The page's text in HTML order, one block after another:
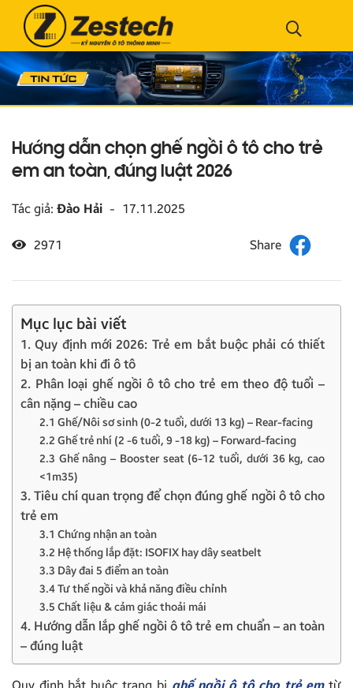
Hướng dẫn chọn ghế ngồi ô tô cho trẻ
em an toàn, đúng luật 2026
Tác giả: Đào Hải - 17.11.2025
2971
Mục lục bài viết
1. Quy định mới 2026: Trẻ em bắt buộc phải có thiết
bị an toàn khi đi ô tô
2. Phân loại ghế ngồi ô tô cho trẻ em theo độ tuổi –
cân nặng – chiều cao
2.1 Ghế/Nôi sơ sinh (0-2 tuổi, dưới 13 kg) – Rear-facing
2.2 Ghế trẻ nhí (2 -6 tuổi, 9 -18 kg) – Forward-facing
2.3 Ghế nâng – Booster seat (6-12 tuổi, dưới 36 kg, cao
<1m35)
3. Tiêu chí quan trọng để chọn đúng ghế ngồi ô tô cho
trẻ em
3.1 Chứng nhận an toàn
3.2 Hệ thống lắp đặt: ISOFIX hay dây seatbelt
3.3 Dây đai 5 điểm an toàn
3.4 Tư thế ngồi và khả năng điều chỉnh
3.5 Chất liệu & cảm giác thoải mái
4. Hướng dẫn lắp ghế ngồi ô tô trẻ em chuẩn – an toàn
– đúng luật
Quy định bắt buộc trang bị ghế ngồi ô tô cho trẻ emtừ